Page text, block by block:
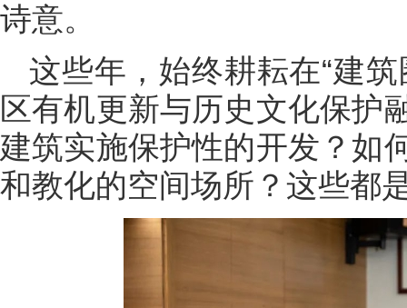
诗意。
这些年，始终耕耘在“建
区有机更新与历史文化保护
建筑实施保护性的开发？如
和教化的空间场所？这些都